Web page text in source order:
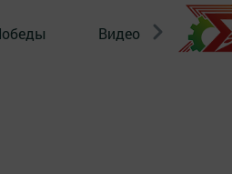
Видео